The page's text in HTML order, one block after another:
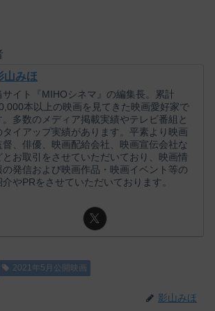
山みほ
サイト『MIHOシネマ』の編集長。累計
本以上の映画を見てきた映画愛好家で
。多数のメディア掲載実績やテレビ番組と
タイアップ実績があります。平素より映画
督、俳優、映画配給会社、映画宣伝会社な
とお取引をさせていただいており、映画情
の発信および映画作品・映画イベント等の
介やPRをさせていただいております。
2021年5月公開映画
影山みほ